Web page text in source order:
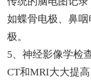
如蝶骨电极、鼻
极。
5、神经影像学检
CT和MRI大大提